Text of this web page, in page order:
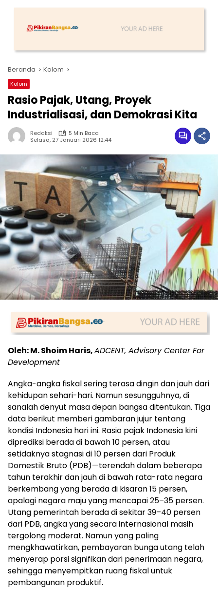
Beranda Kolom
Kolom
Rasio Pajak, Utang, Proyek
Industrialisasi, dan Demokrasi Kita
Redaksi
5 Min Baca
Selasa, 27 Januari 2026 12:44
Oleh: M. Shoim Haris,ADCENT, Advisory Center For
Development
Angka-angka fiskal sering terasa dingin dan jauh dari
kehidupan sehari-hari. Namun sesungguhnya, di
sanalah denyut masa depan bangsa ditentukan. Tiga
data berikut memberi gambaran jujur tentang
kondisi Indonesia hari ini. Rasio pajak Indonesia kini
diprediksi berada di bawah 10 persen, atau
setidaknya stagnasi di 10 persen dari Produk
Domestik Bruto (PDB)—terendah dalam beberapa
tahun terakhir dan jauh di bawah rata-rata negara
berkembang yang berada di kisaran 15 persen,
apalagi negara maju yang mencapai 25–35 persen.
Utang pemerintah berada di sekitar 39–40 persen
dari PDB, angka yang secara internasional masih
tergolong moderat. Namun yang paling
mengkhawatirkan, pembayaran bunga utang telah
menyerap porsi signifikan dari penerimaan negara,
sehingga menyempitkan ruang fiskal untuk
pembangunan produktif.